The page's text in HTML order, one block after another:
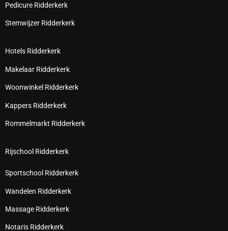
Pedicure Ridderkerk
Stemwijzer Ridderkerk
Hotels Ridderkerk
Makelaar Ridderkerk
Woonwinkel Ridderkerk
Kappers Ridderkerk
Rommelmarkt Ridderkerk
Rijschool Ridderkerk
Sportschool Ridderkerk
Wandelen Ridderkerk
Massage Ridderkerk
Notaris Ridderkerk